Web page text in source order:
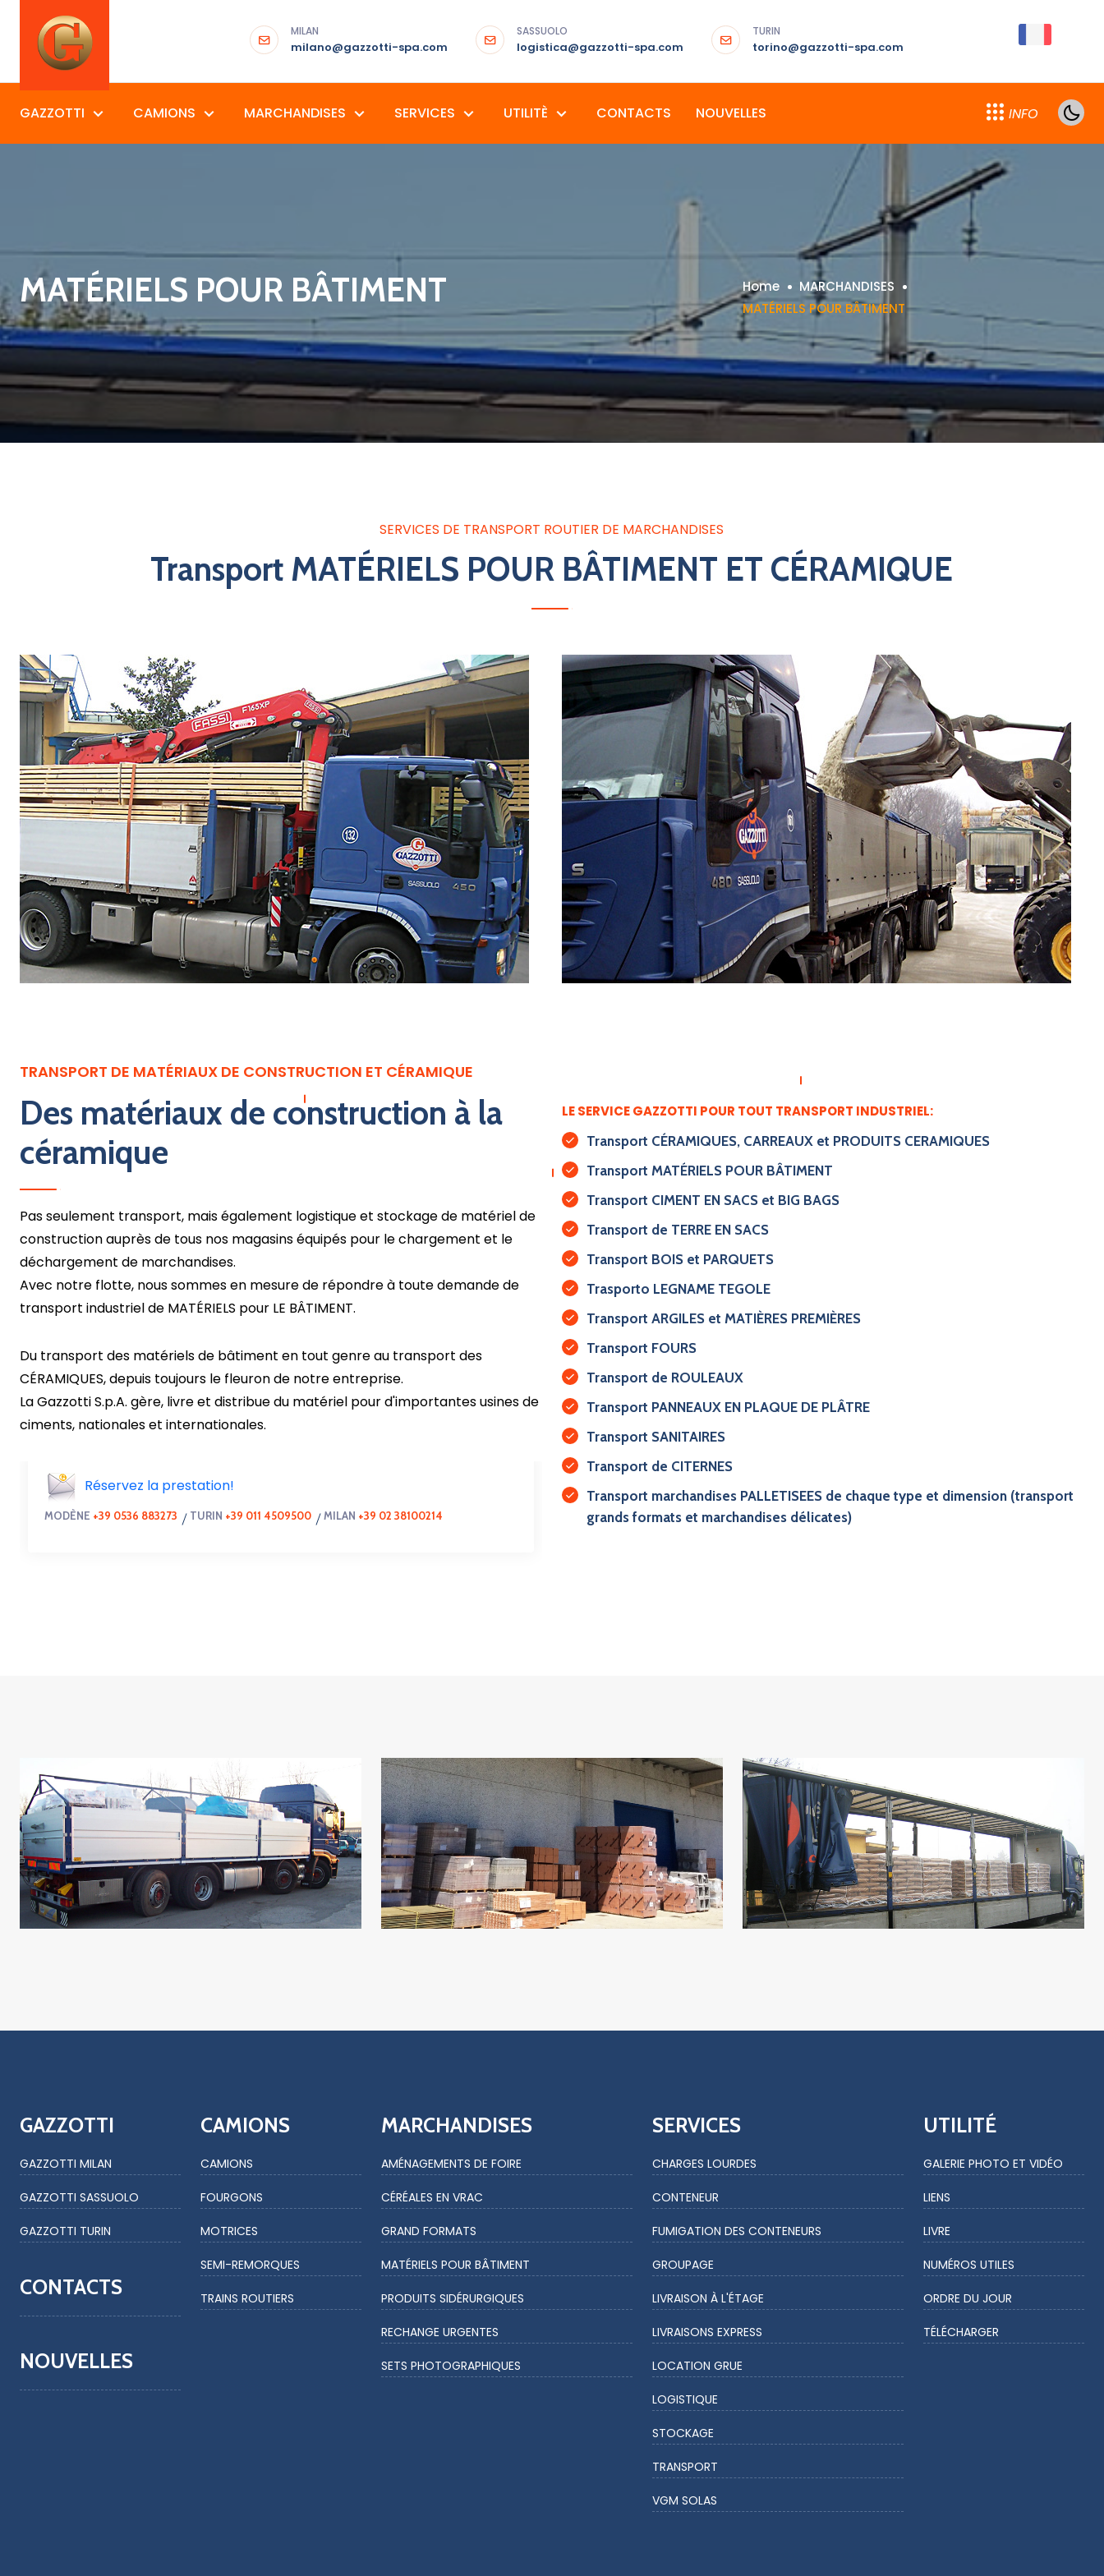
MILAN
milano@gazzotti-spa.com
SASSUOLO
logistica@gazzotti-spa.com
TURIN
torino@gazzotti-spa.com
GAZZOTTI CAMIONS MARCHANDISES SERVICES UTILITÈ CONTACTS NOUVELLES INFO
MATÉRIELS POUR BÂTIMENT Home
MARCHANDISES
MATÉRIELS POUR BÂTIMENT
SERVICES DE TRANSPORT ROUTIER DE MARCHANDISES
Transport MATÉRIELS POUR BÂTIMENT ET CÉRAMIQUE
TRANSPORT DE MATÉRIAUX DE CONSTRUCTION ET CÉRAMIQUE
Des matériaux de construction à la
céramique
Pas seulement transport, mais également logistique et stockage de matériel de
construction auprès de tous nos magasins équipés pour le chargement et le
déchargement de marchandises.
Avec notre flotte, nous sommes en mesure de répondre à toute demande de
transport industriel de MATÉRIELS pour LE BÂTIMENT.
Du transport des matériels de bâtiment en tout genre au transport des
CÉRAMIQUES, depuis toujours le fleuron de notre entreprise.
La Gazzotti S.p.A. gère, livre et distribue du matériel pour d'importantes usines de
ciments, nationales et internationales.
Réservez la prestation!
MODÈNE +39 0536 883273 TURIN +39 011 4509500 MILAN +39 02 38100214
LE SERVICE GAZZOTTI POUR TOUT TRANSPORT INDUSTRIEL:
Transport CÉRAMIQUES, CARREAUX et PRODUITS CERAMIQUES
Transport MATÉRIELS POUR BÂTIMENT
Transport CIMENT EN SACS et BIG BAGS
Transport de TERRE EN SACS
Transport BOIS et PARQUETS
Trasporto LEGNAME TEGOLE
Transport ARGILES et MATIÈRES PREMIÈRES
Transport FOURS
Transport de ROULEAUX
Transport PANNEAUX EN PLAQUE DE PLÂTRE
Transport SANITAIRES
Transport de CITERNES
Transport marchandises PALLETISEES de chaque type et dimension (transport
grands formats et marchandises délicates)
GAZZOTTI
GAZZOTTI MILAN
GAZZOTTI SASSUOLO
GAZZOTTI TURIN
CONTACTS
NOUVELLES
CAMIONS
CAMIONS
FOURGONS
MOTRICES
SEMI-REMORQUES
TRAINS ROUTIERS
MARCHANDISES
AMÉNAGEMENTS DE FOIRE
CÉRÉALES EN VRAC
GRAND FORMATS
MATÉRIELS POUR BÂTIMENT
PRODUITS SIDÉRURGIQUES
RECHANGE URGENTES
SETS PHOTOGRAPHIQUES
SERVICES
CHARGES LOURDES
CONTENEUR
FUMIGATION DES CONTENEURS
GROUPAGE
LIVRAISON À L'ÉTAGE
LIVRAISONS EXPRESS
LOCATION GRUE
LOGISTIQUE
STOCKAGE
TRANSPORT
VGM SOLAS
UTILITÉ
GALERIE PHOTO ET VIDÉO
LIENS
LIVRE
NUMÉROS UTILES
ORDRE DU JOUR
TÉLÉCHARGER